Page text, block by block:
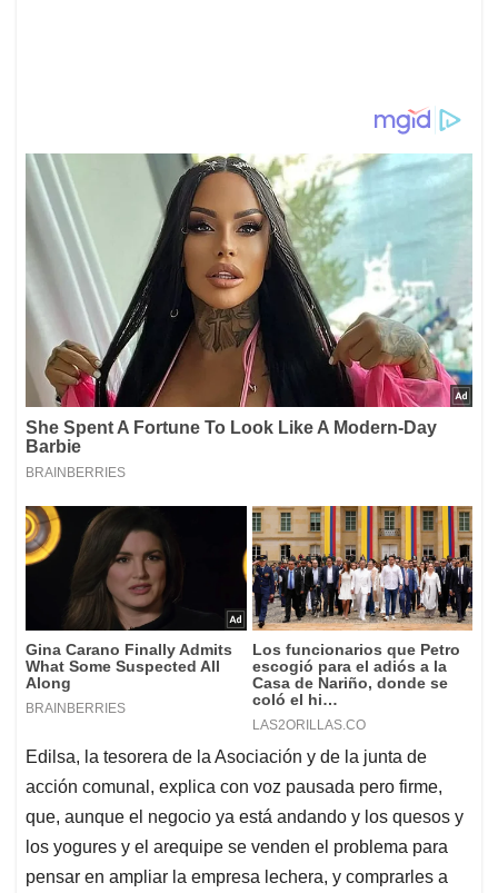
Edilsa, la tesorera de la Asociación y de la junta de
acción comunal, explica con voz pausada pero firme,
que, aunque el negocio ya está andando y los quesos y
los yogures y el arequipe se venden el problema para
pensar en ampliar la empresa lechera, y comprarles a